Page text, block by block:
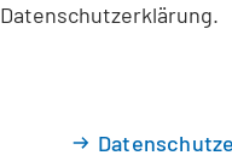
Datenschutzerklärung.